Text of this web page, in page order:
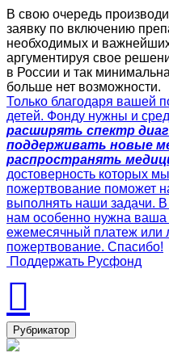
В свою очередь
заявку по включению
необходимых и
аргументируя свое
в России и так
больше нет возможности.
Только благодаря вашей
детей. Фонду нужны и
расширять спектр
поддерживать новые
распространять
достоверность которых
пожертвование поможет
выполнять наши задачи.
нам особенно нужна ваша
ежемесячный платеж или
пожертвование. Спасибо!
Поддержать Русфонд
Рубрикатор